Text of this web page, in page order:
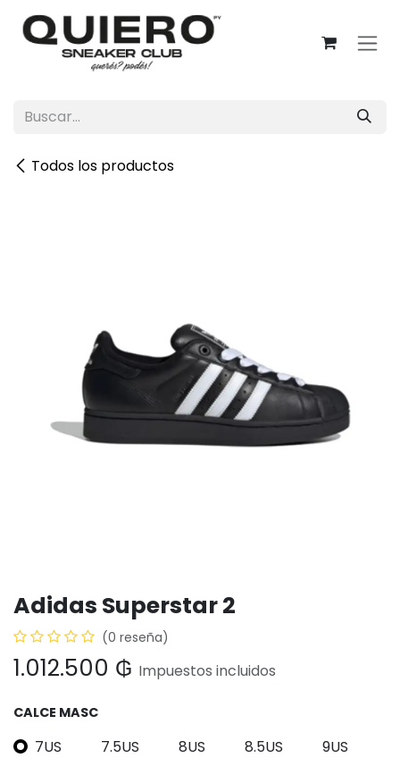
Ir al contenido
Todos los productos
Adidas Superstar 2
(0 reseña)
1.012.500 ₲ Impuestos incluidos
CALCE MASC
7US 7.5US 8US 8.5US 9US